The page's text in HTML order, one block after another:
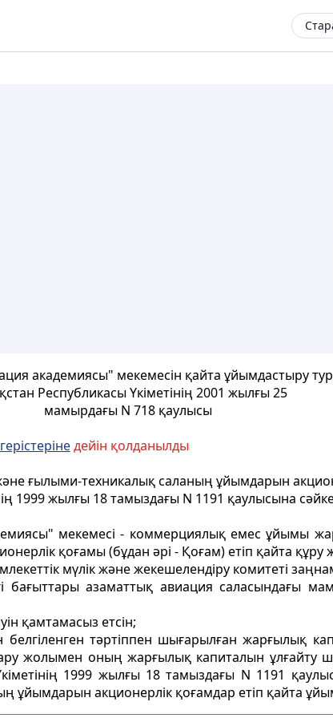
академиясы" мекемесін қайта ұйымдастыру
Республикасы Үкіметінің 2001 жылғы 25
мамырдағы N 718 қаулысы
дейін қолданылды
ғылыми-техникалық саланың ұйымдарын
1999 жылғы 18 тамыздағы N 1191 қаулысына
мекемесі - коммерциялық емес ұйымы
қоғамы (бұдан әрі - Қоғам) етіп қайта
мүлік және жекешелендіру комитеті
бағыттары азаматтық авиация саласындағы
қамтамасыз етсін;
белгіленген тәртіппен шығарылған жарғылық
жолымен оның жарғылық капиталын ұлғайту
1999 жылғы 18 тамыздағы N 1191
акционерлік қоғамдар етіп қайта